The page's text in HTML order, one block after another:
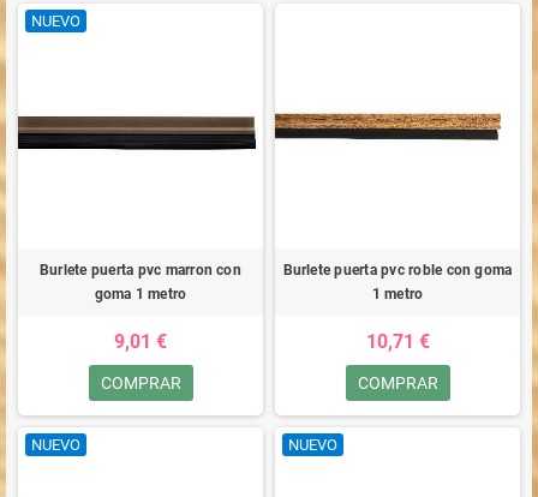
NUEVO
Burlete puerta pvc marron con
goma 1 metro
9,01 €
COMPRAR
Burlete puerta pvc roble con goma
1 metro
10,71 €
COMPRAR
NUEVO NUEVO